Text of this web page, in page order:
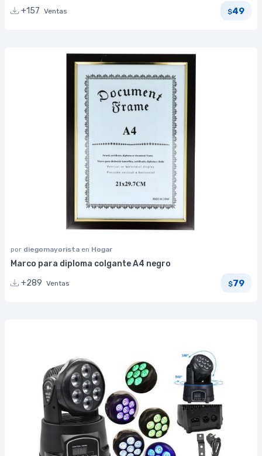
+157 Ventas $49
por diegomayorista en Hogar
Marco para diploma colgante A4 negro
+289 Ventas $79